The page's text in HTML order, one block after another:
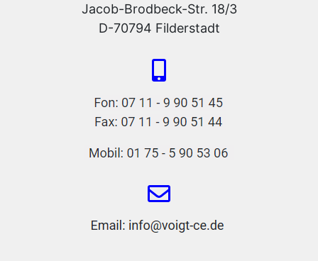
Jacob-Brodbeck-Str. 18/3
D-70794 Filderstadt